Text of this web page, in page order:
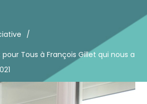
/
Tous à François Gillet qui nous a